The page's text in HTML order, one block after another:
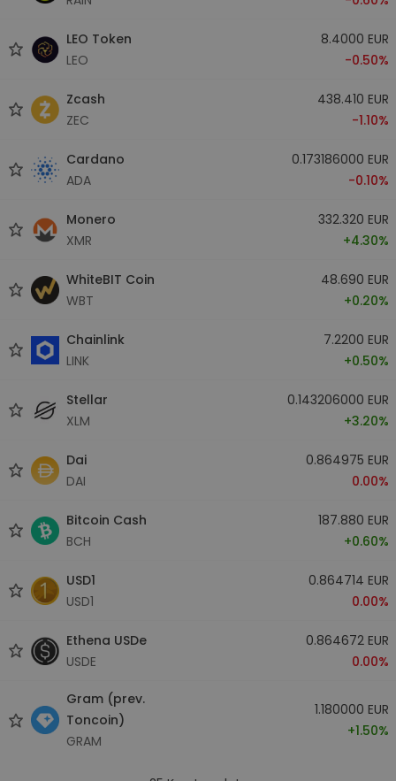
LEO Token
LEO
8.4000 EUR
-0.50%
Zcash
ZEC
438.410 EUR
-1.10%
Cardano
ADA
0.173186000 EUR
-0.10%
Monero
XMR
332.320 EUR
+4.30%
WhiteBIT Coin
WBT
48.690 EUR
+0.20%
Chainlink
LINK
7.2200 EUR
+0.50%
Stellar
XLM
0.143206000 EUR
+3.20%
Dai
DAI
0.864975 EUR
0.00%
Bitcoin Cash
BCH
187.880 EUR
+0.60%
USD1
USD1
0.864714 EUR
0.00%
Ethena USDe
USDE
0.864672 EUR
0.00%
Gram (prev.
Toncoin)
GRAM
1.180000 EUR
+1.50%